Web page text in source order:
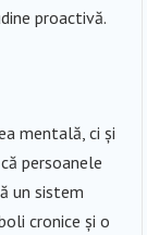
proactivă.
mentală, ci și
persoanele
un sistem
cronice și o